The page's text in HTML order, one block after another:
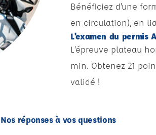
Bénéficiez d’une
en circulation), en
L'examen du permis
L’épreuve plateau
min. Obtenez 21
validé !
Nos réponses à vos questions